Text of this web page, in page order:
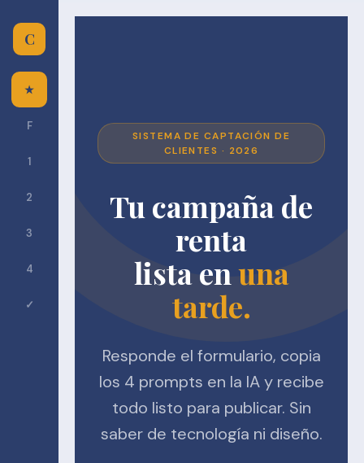
C
★
F
1
2
3
4
✓
SISTEMA DE CAPTACIÓN DE
CLIENTES · 2026
Tu campaña de
renta
lista enuna
tarde.
Responde el formulario, copia
los 4 prompts en la IA y recibe
todo listo para publicar. Sin
saber de tecnología ni diseño.